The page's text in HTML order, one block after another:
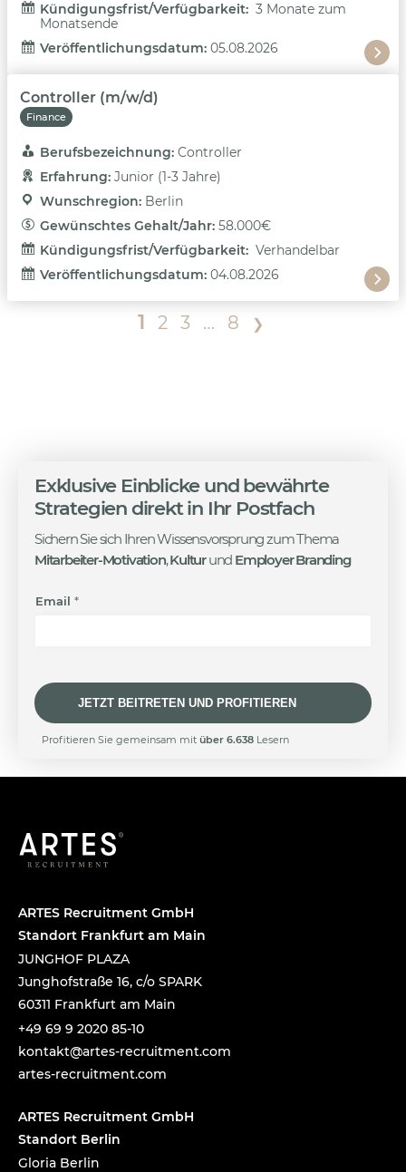
Kündigungsfrist/Verfügbarkeit: 3 Monate zum
Monatsende
Veröffentlichungsdatum: 05.08.2026
Controller (m/w/d)
Finance
Berufsbezeichnung: Controller
Erfahrung: Junior (1-3 Jahre)
Wunschregion: Berlin
Gewünschtes Gehalt/Jahr: 58.000€
Kündigungsfrist/Verfügbarkeit: Verhandelbar
Veröffentlichungsdatum: 04.08.2026
1 2 3 … 8 ❯
Exklusive Einblicke und bewährte
Strategien direkt in Ihr Postfach
Sichern Sie sich Ihren Wissensvorsprung zum Thema
Mitarbeiter-Motivation,Kulturund Employer Branding
m
m
a
m
Email *
JETZT BEITRETEN UND PROFITIEREN
A
a
t
i
e
:
Profitieren Sie gemeinsam mit über 6.638 Lesern
ARTES Recruitment GmbH
Standort Frankfurt am Main
JUNGHOF PLAZA
Junghofstraße 16, c/o SPARK
60311 Frankfurt am Main
+49 69 9 2020 85-10
moc.t
nemti
urcer
-setr
a@tka
tnok
artes-recruitment.com
ARTES Recruitment GmbH
Standort Berlin
Gloria Berlin